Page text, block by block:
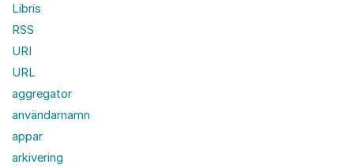
Libris
RSS
URI
URL
aggregator
användarnamn
appar
arkivering